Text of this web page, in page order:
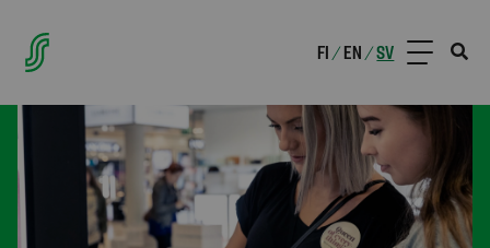
FI /EN /SV